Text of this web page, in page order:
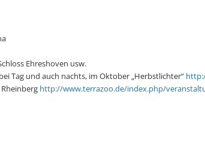
Ehreshoven usw.
Tag und auch nachts, im Oktober „Herbstlichter“
http://www.terrazoo.de/index.php/